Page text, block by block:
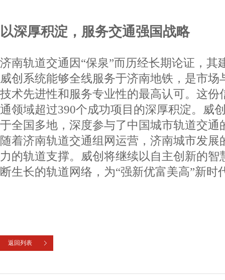
以深厚积淀，服务交通强国战略
济南轨道交通因“保泉”而历经长期论证，其
威创系统能够全线服务于济南地铁，是市
技术先进性和服务专业性的最高认可。这份
通领域超过390个成功项目的深厚积淀。威
于全国多地，深度参与了中国城市轨道交通
随着济南轨道交通组网运营，济南城市发展
力的轨道支撑。威创将继续以自主创新的
断生长的轨道网络，为“强新优富美高”新时
返回列表